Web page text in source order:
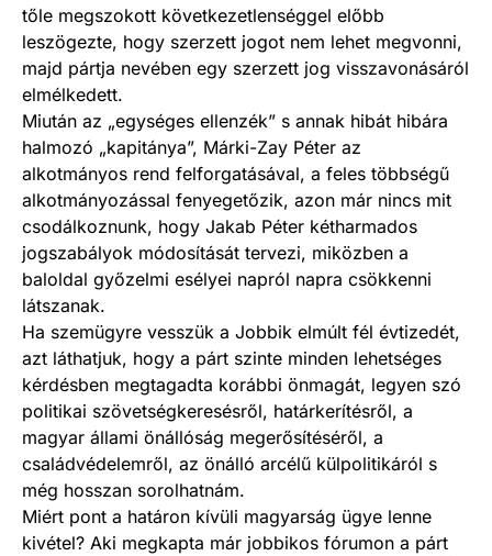
tőle megszokott következetlenséggel előbb
leszögezte, hogy szerzett jogot nem lehet megvonni,
majd pártja nevében egy szerzett jog visszavonásáról
elmélkedett.
Miután az „egységes ellenzék” s annak hibát hibára
halmozó „kapitánya”, Márki-Zay Péter az
alkotmányos rend felforgatásával, a feles többségű
alkotmányozással fenyegetőzik, azon már nincs mit
csodálkoznunk, hogy Jakab Péter kétharmados
jogszabályok módosítását tervezi, miközben a
baloldal győzelmi esélyei napról napra csökkenni
látszanak.
Ha szemügyre vesszük a Jobbik elmúlt fél évtizedét,
azt láthatjuk, hogy a párt szinte minden lehetséges
kérdésben megtagadta korábbi önmagát, legyen szó
politikai szövetségkeresésről, határkerítésről, a
magyar állami önállóság megerősítéséről, a
családvédelemről, az önálló arcélű külpolitikáról s
még hosszan sorolhatnám.
Miért pont a határon kívüli magyarság ügye lenne
kivétel? Aki megkapta már jobbikos fórumon a párt